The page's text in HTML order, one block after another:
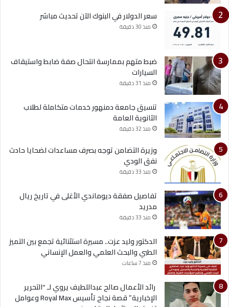
سعر الدولار في البنوك الآن تحديث مباشر
منذ 30 دقيقة
ضبط متهم بممارسة انتحال صفة ضابط واستيقاف
السيارات
منذ 31 دقيقة
تنسيق جامعة دمنهور خدمات متكاملة لطلاب
الثانوية العامة
منذ 32 دقيقة
وزيرة التضامن توجه بصرف مساعدات لضحايا حادث
نفق الودي
منذ 33 دقيقة
تفاصيل صفقة ديوماندي الأغلى في تاريخ ريال
مدريد
منذ 33 دقيقة
الدكتور وليد عزت.. مسيرة استثنائية تجمع بين التميز
الطبي والبحث العلمي والعمل الإنساني
منذ 7 ساعات
رائد الأعمال صالح عبداللطيف يروي لـ “التحرير
الإخبارية” قصة نجاح تأسيس Royal Max وعوامل